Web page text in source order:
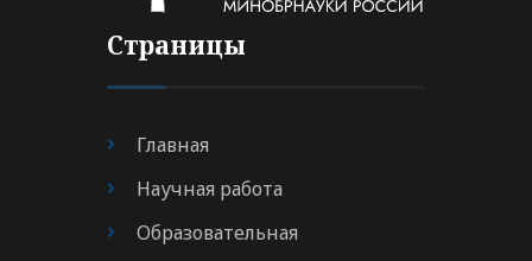
Страницы
Главная
Научная работа
Образовательная